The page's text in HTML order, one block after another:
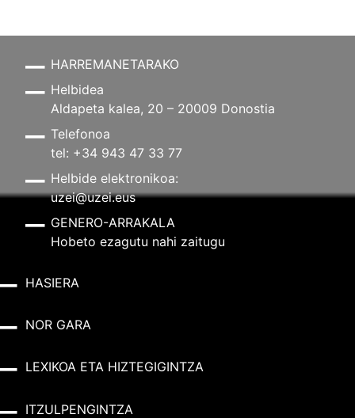
HARREMANETARAKO
Helbidea
Aldapeta kalea, 20 – 20009 Donostia
Telefonoa
tel: +34 943 47 33 77
Helbide elektronikoa:
uzei@uzei.eus
GENERO-ARRAKALA
Hobeto ezagutu nahi zaitugu
HASIERA
NOR GARA
LEXIKOA ETA HIZTEGIGINTZA
ITZULPENGINTZA